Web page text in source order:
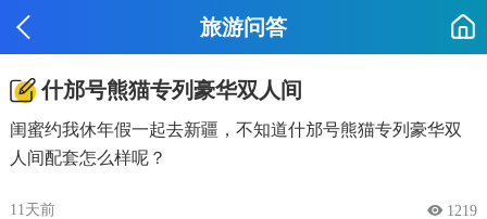
旅游问答
什邡号熊猫专列豪华双人间
闺蜜约我休年假一起去新疆，不知道什邡号熊猫专列豪华双
人间配套怎么样呢？
11天前  1219